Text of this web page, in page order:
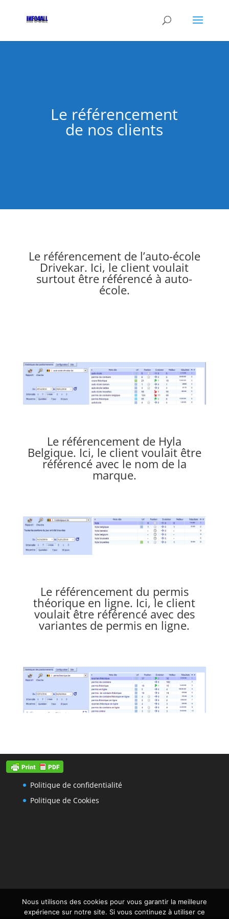
Le référencement
de nos clients
Le référencement de l’auto-école
Drivekar. Ici, le client voulait
surtout être référencé à auto-
école.
Le référencement de Hyla
Belgique. Ici, le client voulait être
référencé avec le nom de la
marque.
Le référencement du permis
théorique en ligne. Ici, le client
voulait être référencé avec des
variantes de permis en ligne.
Politique de confidentialité
Politique de Cookies
Nous utilisons des cookies pour vous garantir la meilleure
expérience sur notre site. Si vous continuez à utiliser ce